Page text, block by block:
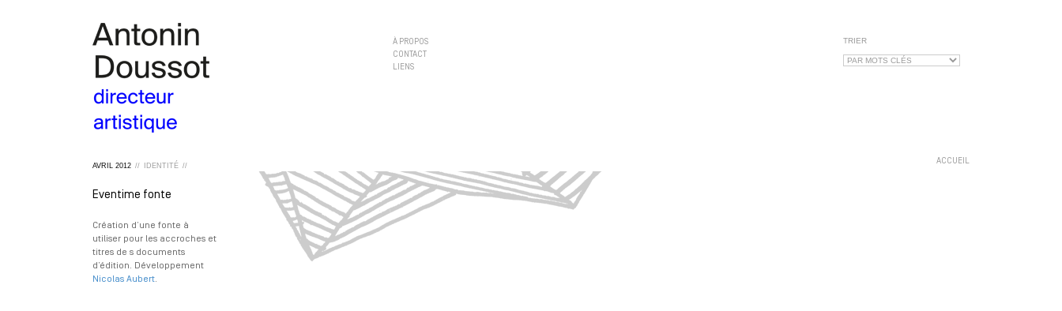
À PROPOS
CONTACT
LIENS
TRIER
ACCUEIL
AVRIL 2012 // IDENTITÉ //
Eventime fonte
Création d’une fonte à
utiliser pour les accroches et
titres de s documents
d’édition. Développement
Nicolas Aubert.